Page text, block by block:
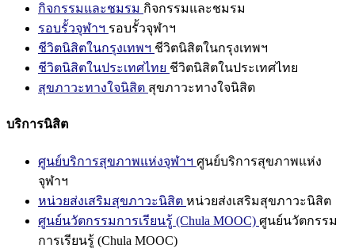
กิจกรรมและชมรม กิจกรรมและชมรม
รอบรั้วจุฬาฯ รอบรั้วจุฬาฯ
ชีวิตนิสิตในกรุงเทพฯ ชีวิตนิสิตในกรุงเทพฯ
ชีวิตนิสิตในประเทศไทย ชีวิตนิสิตในประเทศไทย
สุขภาวะทางใจนิสิต สุขภาวะทางใจนิสิต
บริการนิสิต
ศูนย์บริการสุขภาพแห่งจุฬาฯ ศูนย์บริการสุขภาพแห่ง
จุฬาฯ
หน่วยส่งเสริมสุขภาวะนิสิต หน่วยส่งเสริมสุขภาวะนิสิต
ศูนย์นวัตกรรมการเรียนรู้ (Chula MOOC) ศูนย์นวัตกรรม
การเรียนรู้ (Chula MOOC)